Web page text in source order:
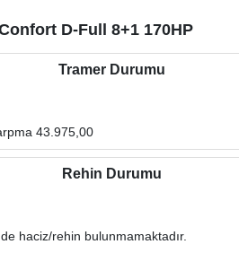
D-Full 8+1 170HP
Tramer Durumu
43.975,00
Rehin Durumu
haciz/rehin bulunmamaktadır.